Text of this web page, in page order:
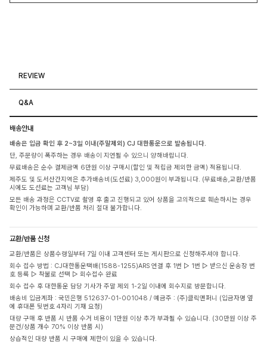
REVIEW
Q&A
배송안내
배송은 입금 확인 후 2~3일 이내(주말제외) CJ 대한통운으로 발송됩니다.
단, 주문량이 폭주하는 경우 배송이 지연될 수 있으니 양해바랍니다.
무료배송은 순수 결제금액 6만원 이상 구매시(할인 및 적립금 제외한 금액) 적용됩니다.
제주도 및 도서산간지역은 추가배송비(도선료) 3,000원이 부과됩니다. (무료배송,교환/반품
시에도 도선료는 고객님 부담)
모든 배송 과정은 CCTV로 촬영 후 출고 진행되고 있어 상품을 고의적으로 훼손하시는 경우
확인이 가능하며 교환/반품 처리 절대 불가합니다.
교환/반품 신청
교환/반품은 상품수령일부터 7일 이내 고객센터 또는 게시판으로 신청해주셔야 합니다.
회수 접수 방법 : CJ대한통운택배(1588-1255)ARS 연결 후 1번 ▷ 1번 ▷ 받으신 운송장 번
호 등록 ▷ 착불로 선택 ▷ 회수접수 완료
회수 접수 후 대한통운 담당 기사가 주말 제외 1-2일 이내에 회수지로 방문합니다.
배송비 입금계좌 : 국민은행 512637-01-001048 / 예금주 : (주)클릭앤퍼니 (입금자명 옆
에 휴대폰 뒷번호 4자리 기재 요청)
대량 구매 후 반품 시 반품 수거 비용이 1만원 이상 추가 부과될 수 있습니다. (30만원 이상 주
문건/상품 개수 70% 이상 반품 시)
상습적인 대량 반품 시 구매에 제한이 있을 수 있습니다.